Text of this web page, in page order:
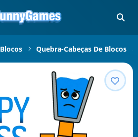
Blocos Quebra-Cabeças De Blocos